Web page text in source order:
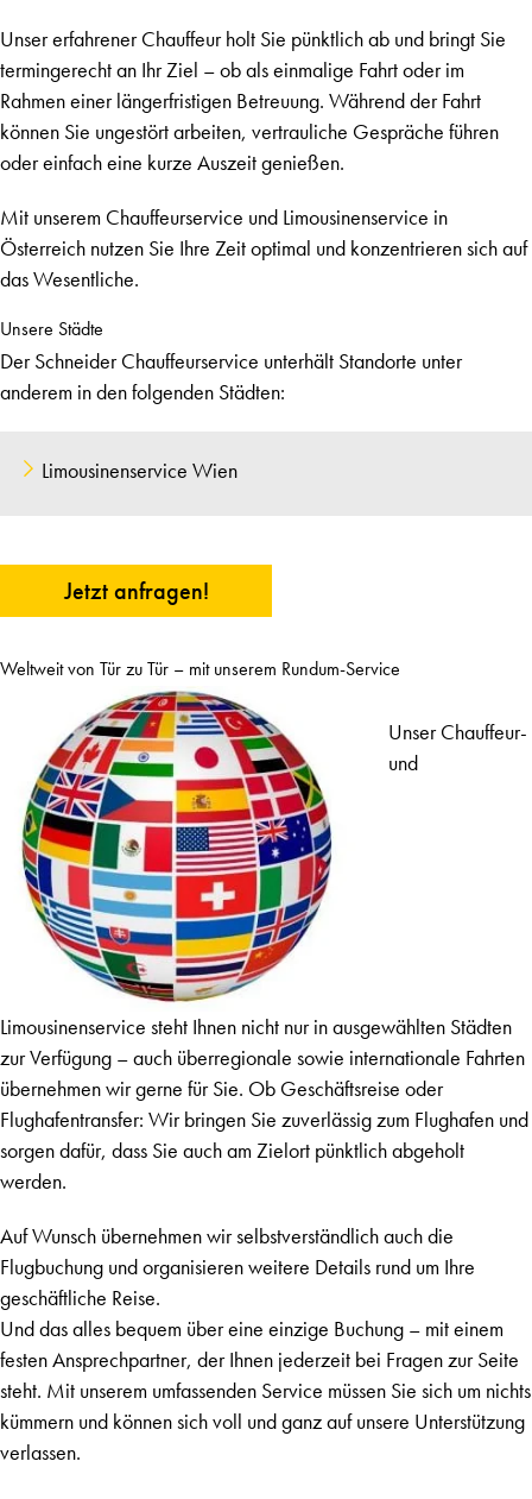
Unser erfahrener Chauffeur holt Sie pünktlich ab und bringt Sie
termingerecht an Ihr Ziel – ob als einmalige Fahrt oder im
Rahmen einer längerfristigen Betreuung. Während der Fahrt
können Sie ungestört arbeiten, vertrauliche Gespräche führen
oder einfach eine kurze Auszeit genießen.
Mit unserem Chauffeurservice und Limousinenservice in
Österreich nutzen Sie Ihre Zeit optimal und konzentrieren sich auf
das Wesentliche.
Unsere Städte
Der Schneider Chauffeurservice unterhält Standorte unter
anderem in den folgenden Städten:
Limousinenservice Wien
Jetzt anfragen!
Weltweit von Tür zu Tür – mit unserem Rundum-Service
Unser Chauffeur-
und
Limousinenservice steht Ihnen nicht nur in ausgewählten Städten
zur Verfügung – auch überregionale sowie internationale Fahrten
übernehmen wir gerne für Sie. Ob Geschäftsreise oder
Flughafentransfer: Wir bringen Sie zuverlässig zum Flughafen und
sorgen dafür, dass Sie auch am Zielort pünktlich abgeholt
werden.
Auf Wunsch übernehmen wir selbstverständlich auch die
Flugbuchung und organisieren weitere Details rund um Ihre
geschäftliche Reise.
Und das alles bequem über eine einzige Buchung – mit einem
festen Ansprechpartner, der Ihnen jederzeit bei Fragen zur Seite
steht. Mit unserem umfassenden Service müssen Sie sich um nichts
kümmern und können sich voll und ganz auf unsere Unterstützung
verlassen.